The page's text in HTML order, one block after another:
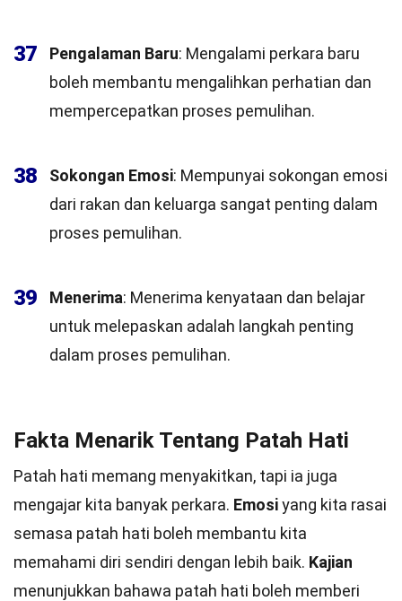
37 Pengalaman Baru: Mengalami perkara baru
boleh membantu mengalihkan perhatian dan
mempercepatkan proses pemulihan.
38 Sokongan Emosi: Mempunyai sokongan emosi
dari rakan dan keluarga sangat penting dalam
proses pemulihan.
39 Menerima: Menerima kenyataan dan belajar
untuk melepaskan adalah langkah penting
dalam proses pemulihan.
Fakta Menarik Tentang Patah Hati
Patah hati memang menyakitkan, tapi ia juga
mengajar kita banyak perkara. Emosiyang kita rasai
semasa patah hati boleh membantu kita
memahami diri sendiri dengan lebih baik. Kajian
menunjukkan bahawa patah hati boleh memberi